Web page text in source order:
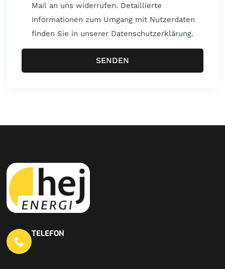
Mail an uns widerrufen. Detaillierte
Informationen zum Umgang mit Nutzerdaten
finden Sie in unserer Datenschutzerklärung.
SENDEN
TELEFON